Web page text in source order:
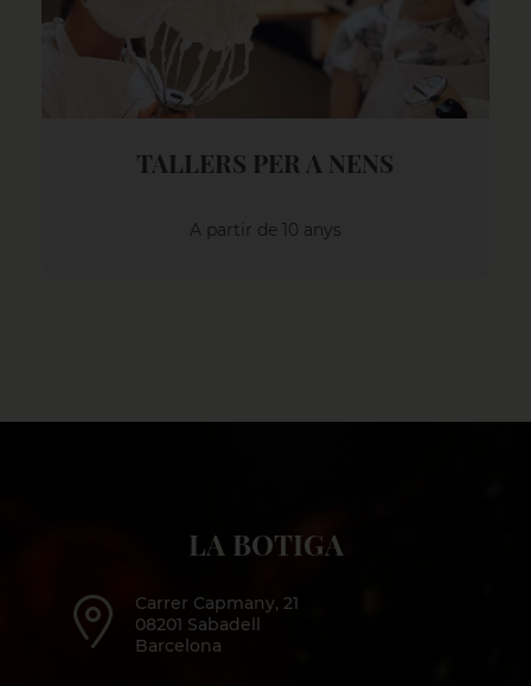
TALLERS PER A NENS
A partir de 10 anys
LA BOTIGA
Carrer Capmany, 21
08201 Sabadell
Barcelona